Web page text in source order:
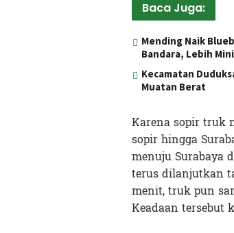
Baca Juga:
Mending Naik
Bandara, Lebih
Kecamatan
Muatan Berat
Karena sopir truk
sopir hingga
menuju Surabaya
terus dilanjutkan
menit, truk pun
Keadaan tersebut